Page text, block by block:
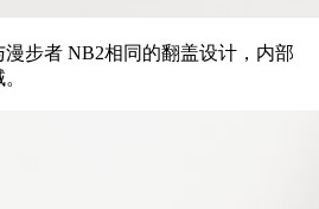
步者 NB2相同的翻盖设计，内部